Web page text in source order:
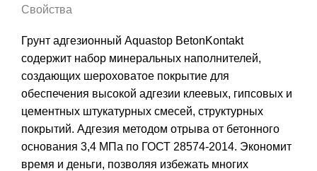
Свойства
Грунт адгезионный Aquastop BetonKontakt
содержит набор минеральных наполнителей,
создающих шероховатое покрытие для
обеспечения высокой адгезии клеевых, гипсовых и
цементных штукатурных смесей, структурных
покрытий. Адгезия методом отрыва от бетонного
основания 3,4 МПа по ГОСТ 28574-2014. Экономит
время и деньги, позволяя избежать многих